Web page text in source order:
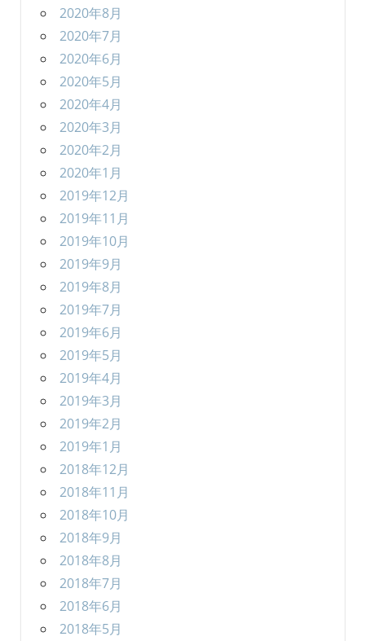
2020年8月
2020年7月
2020年6月
2020年5月
2020年4月
2020年3月
2020年2月
2020年1月
2019年12月
2019年11月
2019年10月
2019年9月
2019年8月
2019年7月
2019年6月
2019年5月
2019年4月
2019年3月
2019年2月
2019年1月
2018年12月
2018年11月
2018年10月
2018年9月
2018年8月
2018年7月
2018年6月
2018年5月